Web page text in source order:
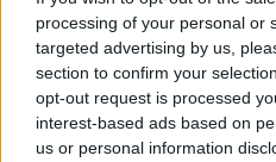
processing of your personal or
targeted advertising by us,
section to confirm your
opt-out request is processed
interest-based ads based on
us or personal information
Voleibol
Manacor,
juvenil
abril 15, 2026
El Club
Campionat